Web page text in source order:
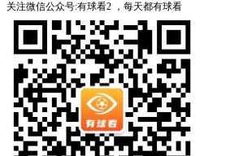
关注微信公众号:有球看2 ，每天都有球看